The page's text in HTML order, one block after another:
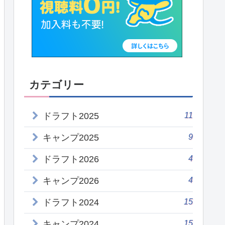
カテゴリー
ドラフト2025 11
キャンプ2025 9
ドラフト2026 4
キャンプ2026 4
ドラフト2024 15
15